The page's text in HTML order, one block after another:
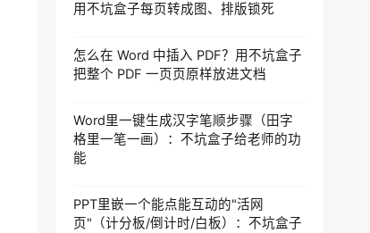
用不坑盒子每页转成图、排版锁死
怎么在 Word 中插入 PDF？用不坑盒子
把整个 PDF 一页页原样放进文档
Word里一键生成汉字笔顺步骤（田字
格里一笔一画）：不坑盒子给老师的功
能
PPT里嵌一个能点能互动的"活网
页"（计分板/倒计时/白板）：不坑盒子